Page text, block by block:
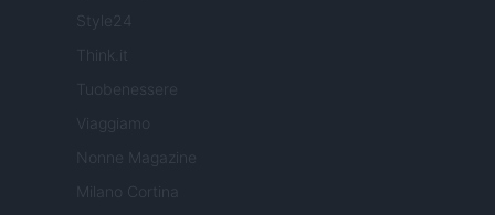
Style24
Think.it
Tuobenessere
Viaggiamo
Nonne Magazine
Milano Cortina